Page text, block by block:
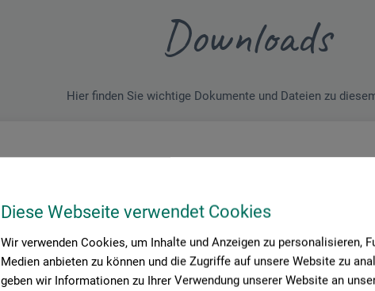
Diese Webseite verwendet Cookies
Wir verwenden Cookies, um Inhalte und Anzeigen zu personalisieren,
Medien anbieten zu können und die Zugriffe auf unsere Website zu
geben wir Informationen zu Ihrer Verwendung unserer Website an
Downloads
Hier finden Sie wichtige Dokumente und Dateien zu